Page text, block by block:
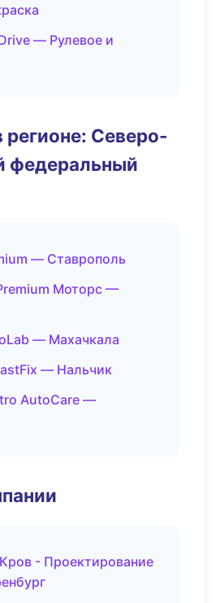
— Рулевое и
регионе: Северо-
федеральный
— Ставрополь
Моторс —
— Махачкала
— Нальчик
AutoCare —
- Проектирование